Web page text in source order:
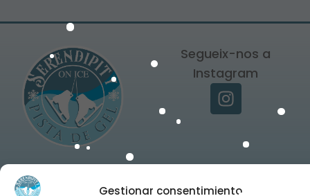
Gestionar consentimiento
Segueix-nos a
Instagram
Copyright © 2025
Avís Legal